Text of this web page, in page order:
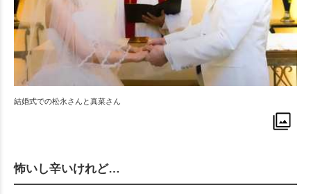
結婚式での松永さんと真菜さん
怖いし辛いけれど…